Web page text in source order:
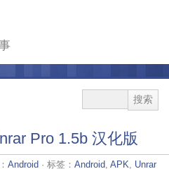
Pro 1.5b 汉化版
Android · 标签： Android APK Unrar